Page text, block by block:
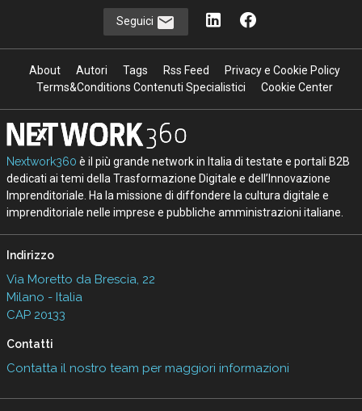
Seguici
About Autori Tags Rss Feed
Privacy e Cookie Policy
Terms&Conditions Contenuti Specialistici
Cookie Center
Nextwork360 è il più grande network in Italia di testate e portali B2B
dedicati ai temi della Trasformazione Digitale e dell’Innovazione
Imprenditoriale. Ha la missione di diffondere la cultura digitale e
imprenditoriale nelle imprese e pubbliche amministrazioni italiane.
Indirizzo
Via Moretto da Brescia, 22
Milano - Italia
CAP 20133
Contatti
Contatta il nostro team per maggiori informazioni